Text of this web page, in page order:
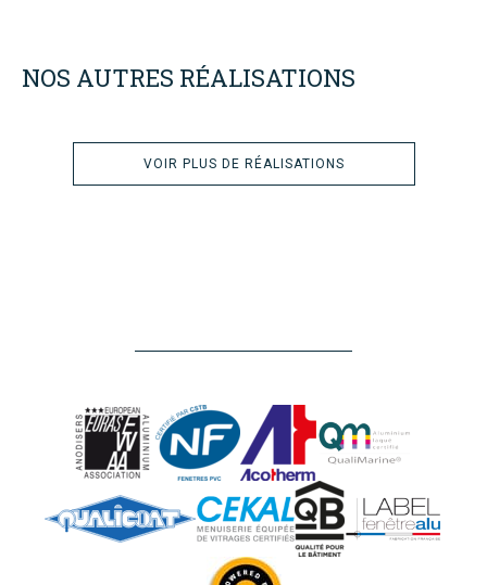
NOS
CONSEILS
NOS AUTRES RÉALISATIONS
VOIR PLUS DE RÉALISATIONS